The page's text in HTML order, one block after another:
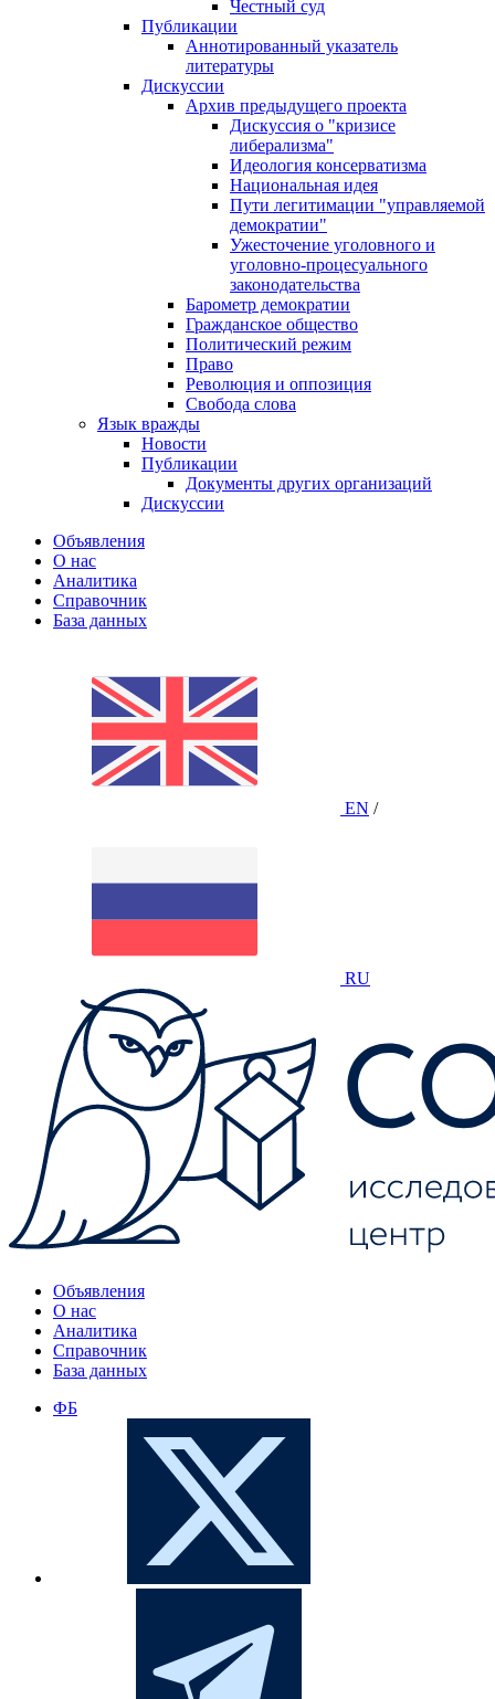
Честный суд
Публикации
Аннотированный указатель
литературы
Дискуссии
Архив предыдущего проекта
Дискуссия о "кризисе
либерализма"
Идеология консерватизма
Национальная идея
Пути легитимации "управляемой
демократии"
Ужесточение уголовного и
уголовно-процесуального
законодательства
Барометр демократии
Гражданское общество
Политический режим
Право
Революция и оппозиция
Свобода слова
Язык вражды
Новости
Публикации
Документы других организаций
Дискуссии
Объявления
О нас
Аналитика
Справочник
База данных
EN /
RU
Объявления
О нас
Аналитика
Справочник
База данных
ФБ